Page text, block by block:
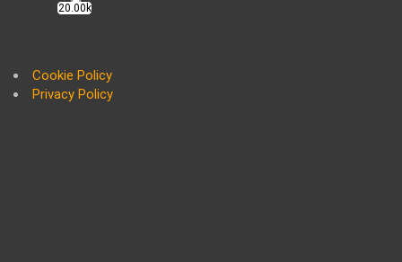
20.00k
Cookie Policy
Privacy Policy